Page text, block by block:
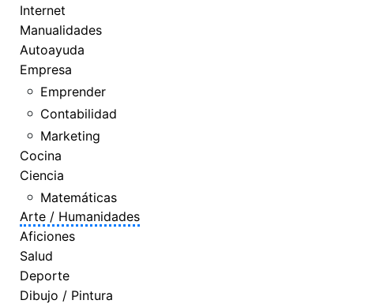
Internet
Manualidades
Autoayuda
Empresa
Emprender
Contabilidad
Marketing
Cocina
Ciencia
Matemáticas
Arte / Humanidades
Aficiones
Salud
Deporte
Dibujo / Pintura